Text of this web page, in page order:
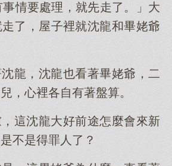
情要處理，就先走了。」大
了，屋子裡就沈龍和畢姥爺
龍，沈龍也看著畢姥爺，二
，心裡各自有著盤算。
這沈龍大好前途怎麼會來新
不是得罪人了？